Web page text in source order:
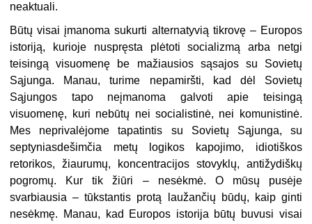
neaktuali.
Būtų visai įmanoma sukurti alternatyvią tikrovę – Europos
istoriją, kurioje nuspręsta plėtoti socializmą arba netgi
teisingą visuomenę be mažiausios sąsajos su Sovietų
Sąjunga. Manau, turime nepamiršti, kad dėl Sovietų
Sąjungos tapo neįmanoma galvoti apie teisingą
visuomenę, kuri nebūtų nei socialistinė, nei komunistinė.
Mes neprivalėjome tapatintis su Sovietų Sąjunga, su
septyniasdešimčia metų logikos kapojimo, idiotiškos
retorikos, žiaurumų, koncentracijos stovyklų, antižydiškų
pogromų. Kur tik žiūri – nesėkmė. O mūsų pusėje
svarbiausia – tūkstantis protą laužančių būdų, kaip ginti
nesėkmę. Manau, kad Europos istorija būtų buvusi visai